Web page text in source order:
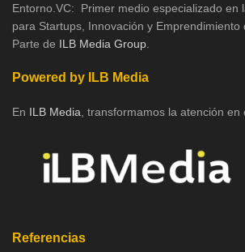
Entorno.VC: Primer medio especializado en
para Startups, Innovación y Emprendimiento
Parte de ILB Media Group
Powered by ILB Media
En ILB Media , transformamos la atención en
Referencias